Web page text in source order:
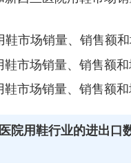
市场销量、销售额
市场销量、销售额
市场销量、销售额
院用鞋行业的进出口